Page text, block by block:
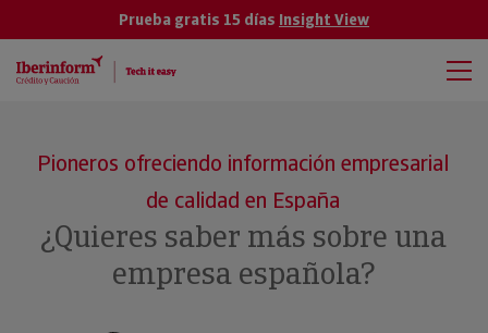
Prueba gratis 15 días Insight View
Pioneros ofreciendo información empresarial
de calidad en España
¿Quieres saber más sobre una
empresa española?